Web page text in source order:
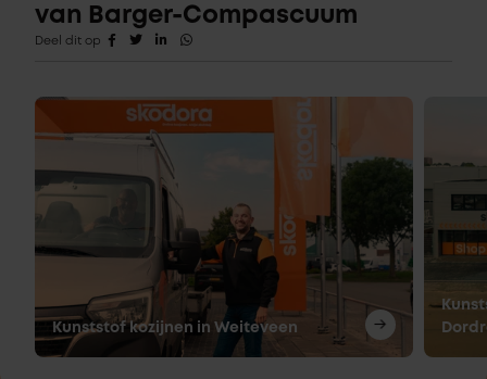
van Barger-Compascuum
Deel dit op
Kunststof kozijnen in Weiteveen